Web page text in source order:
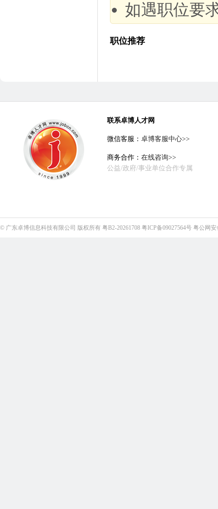
如遇职位要
职位推荐
联系卓博人才网
微信客服： 卓博客服中心>>
商务合作： 在线咨询>>
公益/政府/事业单位合作专属
© 广东卓博信息科技有限公司 版权所有 粤B2-20261708 粤ICP备09027564号 粤公网安